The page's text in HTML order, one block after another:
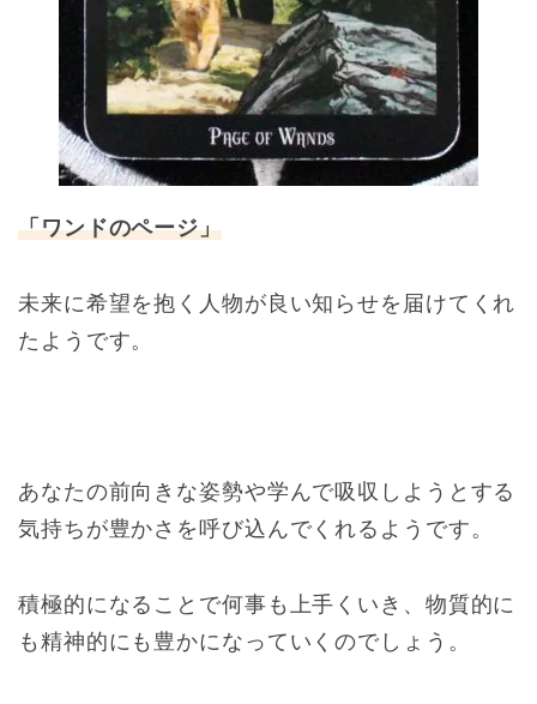
「ワンドのページ」
未来に希望を抱く人物が良い知らせを届けてくれ
たようです。
あなたの前向きな姿勢や学んで吸収しようとする
気持ちが豊かさを呼び込んでくれるようです。
積極的になることで何事も上手くいき、物質的に
も精神的にも豊かになっていくのでしょう。